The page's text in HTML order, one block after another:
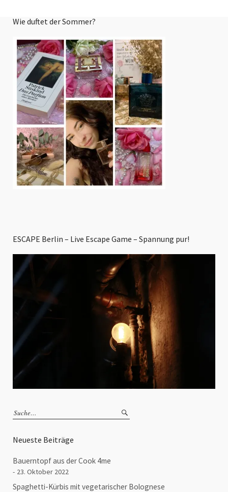
Wie duftet der Sommer?
ESCAPE Berlin – Live Escape Game – Spannung pur!
Neueste Beiträge
Bauerntopf aus der Cook 4me
23. Oktober 2022
Spaghetti-Kürbis mit vegetarischer Bolognese